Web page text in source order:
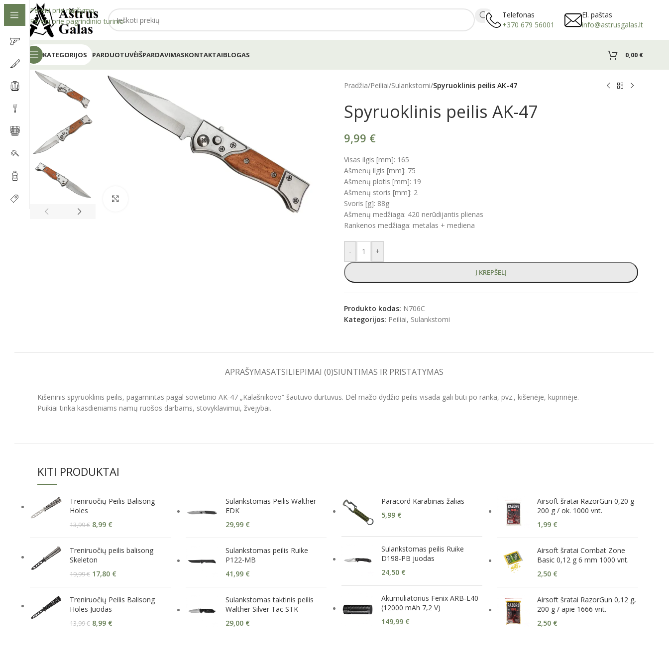
Pereiti prie naršymo
Pereiti prie pagrindinio turinio
Telefonas
+370 679 56001
El. paštas
info@astrusgalas.lt
KATEGORIJOS PARDUOTUVĖIŠPARDAVIMASKONTAKTAIBLOGAS 0,00 €
Pradžia/Peiliai/Sulankstomi/Spyruoklinis peilis AK-47
Spyruoklinis peilis AK-47
9,99 €
Visas ilgis [mm]: 165
Ašmenų ilgis [mm]: 75
Ašmenų plotis [mm]: 19
Ašmenų storis [mm]: 2
Svoris [g]: 88g
Ašmenų medžiaga: 420 nerūdijantis plienas
Rankenos medžiaga: metalas + mediena
- +
Į KREPŠELĮ
Produkto kodas: N706C
Kategorijos: Peiliai, Sulankstomi
APRAŠYMASATSILIEPIMAI (0)SIUNTIMAS IR PRISTATYMAS
Kišeninis spyruoklinis peilis, pagamintas pagal sovietinio AK-47 „Kalašnikovo“ šautuvo durtuvus. Dėl mažo dydžio peilis visada gali būti po ranka, pvz., kišenėje, kuprinėje.
Puikiai tinka kasdieniams namų ruošos darbams, stovyklavimui, žvejybai.
KITI PRODUKTAI
Treniruočių Peilis Balisong
Holes
13,99€ 8,99 €
Treniruočių peilis balisong
Skeleton
19,99€ 17,80 €
Treniruočių Peilis Balisong
Holes Juodas
13,99€ 8,99 €
Sulankstomas Peilis Walther
EDK
29,99 €
Sulankstomas peilis Ruike
P122-MB
41,99 €
Sulankstomas taktinis peilis
Walther Silver Tac STK
29,00 €
Paracord Karabinas žalias
5,99 €
Sulankstomas peilis Ruike
D198-PB juodas
24,50 €
Akumuliatorius Fenix ARB-L40
(12000 mAh 7,2 V)
149,99 €
Airsoft šratai RazorGun 0,20 g
200 g / ok. 1000 vnt.
1,99 €
Airsoft šratai Combat Zone
Basic 0,12 g 6 mm 1000 vnt.
2,50 €
Airsoft šratai RazorGun 0,12 g,
200 g / apie 1666 vnt.
2,50 €